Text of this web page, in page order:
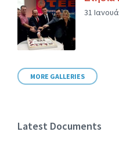
31
MORE GALLERIES
Latest Documents